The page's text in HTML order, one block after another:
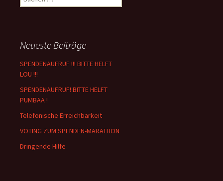
nach:
Neueste Beiträge
SPENDENAUFRUF !!! BITTE HELFT
LOU !!!
SPENDENAUFRUF! BITTE HELFT
PUMBAA !
Telefonische Erreichbarkeit
VOTING ZUM SPENDEN-MARATHON
Dringende Hilfe